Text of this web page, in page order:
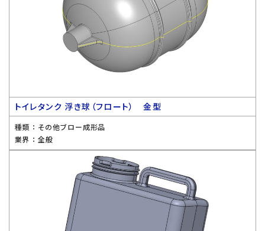
トイレタンク 浮き球（フロート） 金型
種類 ： その他ブロー成形品
業界 ： 全般